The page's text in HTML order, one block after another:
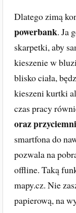
Dlatego zimą
powerbank. Ja
skarpetki, aby
kieszenie w
blisko ciała,
kieszeni kurtki
czas pracy
oraz
smartfona do
pozwala na
offline. Taką
mapy.cz. Nie
papierową, na